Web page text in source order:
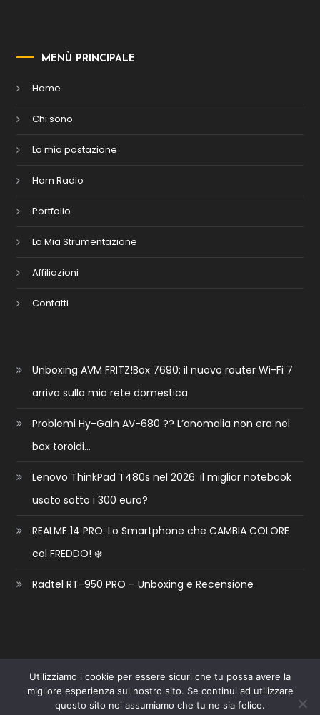
MENÙ PRINCIPALE
Home
Chi sono
La mia postazione
Ham Radio
Portfolio
La Mia Strumentazione
Affiliazioni
Contatti
Unboxing AVM FRITZ!Box 7690: il nuovo router Wi-Fi 7
arriva sulla mia rete domestica
Problemi Hy-Gain AV-680 ?? L’anomalia non era nel
box toroidi…
Lenovo ThinkPad T480s nel 2026: il miglior notebook
usato sotto i 300 euro?
REALME 14 PRO: Lo Smartphone che CAMBIA COLORE
col FREDDO! ❄️
Radtel RT-950 PRO – Unboxing e Recensione
Facebook Instagram YouTube Linkedin
💬 Hai domande?
Utilizziamo i cookie per essere sicuri che tu possa avere la
migliore esperienza sul nostro sito. Se continui ad utilizzare
questo sito noi assumiamo che tu ne sia felice.